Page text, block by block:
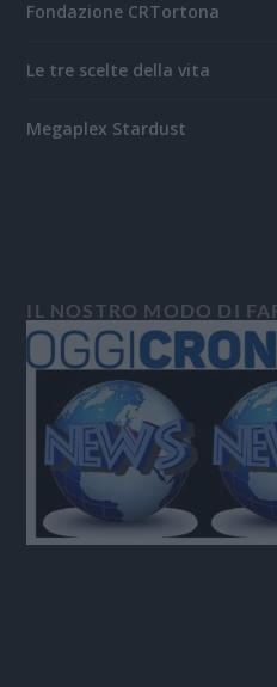
Fondazione CRTortona
Le tre scelte della vita
Megaplex Stardust
IL NOSTRO MODO DI